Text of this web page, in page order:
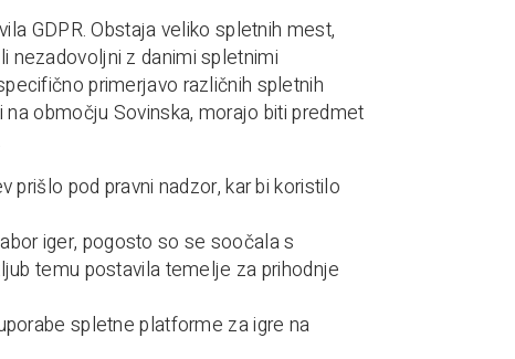
GDPR. Obstaja veliko spletnih mest,
nezadovoljni z danimi spletnimi
primerjavo različnih spletnih
območju Sovinska, morajo biti predmet
pod pravni nadzor, kar bi koristilo
iger, pogosto so se soočala s
temu postavila temelje za prihodnje
spletne platforme za igre na